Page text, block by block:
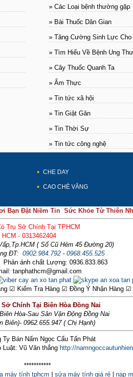
» Các Loại bệnh thường gặp
» Bài Thuốc Dân Gian
» Tăng Cường Sinh Lực Cho
» Tìm Hiểu Về Bệnh Ung Thư
» Cây Thuốc Quanh Ta
» Ẩm Thực
» Tin tức xã hội
» Tin Giật Gân
» Tin Thời Sự
» Tin tức công nghệ
CHE DAY
CAO CHÈ VẰNG
Bạn Đặt Niềm Tin Sức Khỏe Từ Thiên
Trụ Sở Chính Tại TPHCM
- 0313462404
( Số Cũ Hẻm 45 Đường 20)
ĐT: 0902.984.792 - 0968.455.525
ánh chất Lượng: 0936.833.863
tanphathcm@gmail.com
☑ Kiểm Tra Hàng ☑ Đồng Ý Nhận Hàng ☑
Chính Tại Biên Hòa Đồng Nai
Hòa-Sau Sân Vận Động Đồng Nai
0962.655.947 ( Chị Hạnh)
Luật: Vũ Văn thắng http://
***********
máy tính tphcm | sửa máy tính giá rẻ | nạp